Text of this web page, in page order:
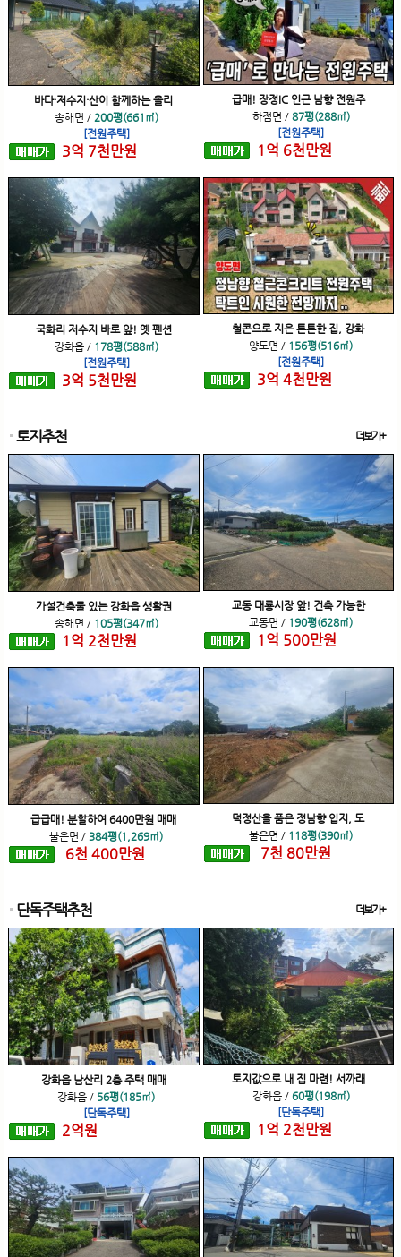
바다·저수지·산이 함께하는 올리
송해면 / 200평(661㎡)
[전원주택]
3억 7천만원
급매! 장정IC 인근 남향 전원주
하점면 / 87평(288㎡)
[전원주택]
1 억 6천만원
국화리 저수지 바로 앞! 옛 펜션
강화읍/ 178평(588㎡)
[전원주택]
3억 5천만원
철콘으로 지은 튼튼한 집, 강화
양도면 / 156평(516㎡)
[전원주택]
3억 4천만원
토지추천 더보기+
가설건축물 있는 강화읍 생활권
송해면 / 105평(347㎡)
1 억 2천만원
교동 대룡시장 앞! 건축 가능한
교동면 / 190평(628㎡)
1 억 500만원
급급매! 분할하여 6400만원 매매
불은면 / 384평(1,269㎡)
6천 400만원
덕정산을 품은 정남향 입지, 도
불은면 / 118평(390㎡)
7천 80만원
단독주택추천 더보기+
강화읍 남산리 2층 주택 매매
강화읍 / 56평(185㎡)
[단독주택]
2억원
토지값으로 내 집 마련! 서까래
강화읍/ 60평(198㎡)
[단독주택]
1 억 2천만원